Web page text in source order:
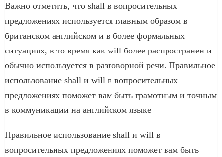
Важно отметить, что shall в вопросительных
предложениях используется главным образом в
британском английском и в более формальных
ситуациях, в то время как will более распространен и
обычно используется в разговорной речи. Правильное
использование shall и will в вопросительных
предложениях поможет вам быть грамотным и точным
в коммуникации на английском языке
Правильное использование shall и will в
вопросительных предложениях поможет вам быть